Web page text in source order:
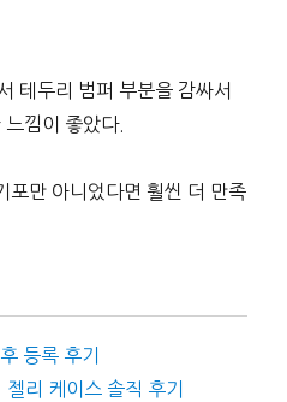
테두리 범퍼 부분을 감싸서
낌이 좋았다.
포만 아니었다면 훨씬 더 만족
등록 후기
리 케이스 솔직 후기